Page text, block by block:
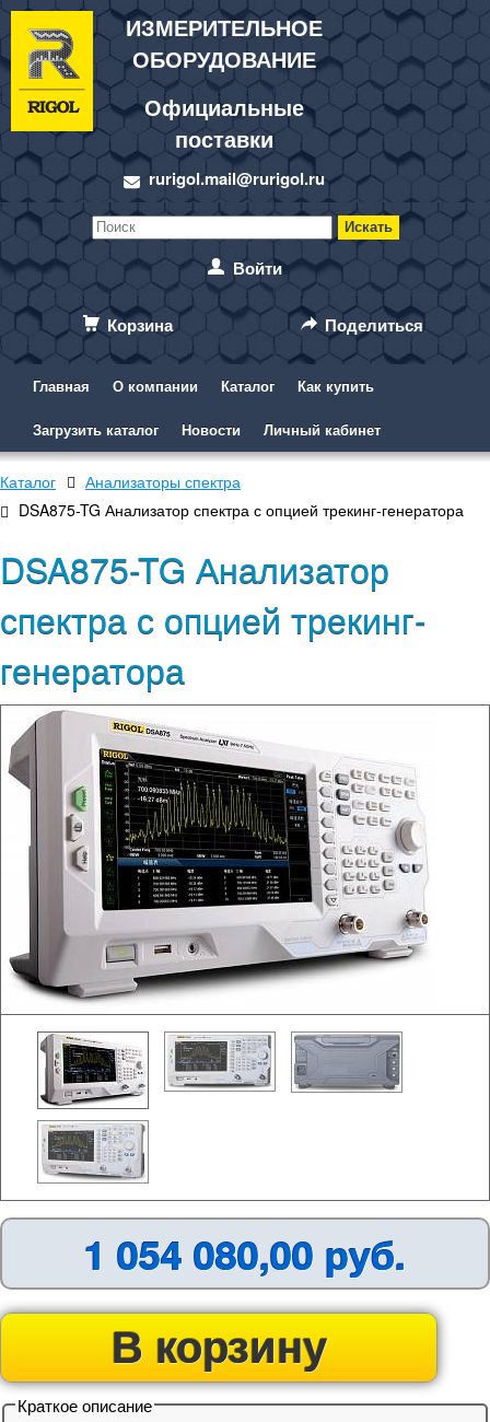
ИЗМЕРИТЕЛЬНОЕ
ОБОРУДОВАНИЕ
Официальные
поставки
rurigol.mail@rurigol.ru
Войти
Корзина Поделиться
Главная О компании Каталог Как купить
Загрузить каталог Новости Личный кабинет
Каталог
Анализаторы спектра
DSA875-TG Анализатор спектра с опцией трекинг-генератора
DSA875-TG Анализатор
спектра с опцией трекинг-
генератора
1 054 080,00 руб.
В корзину
Краткое описание